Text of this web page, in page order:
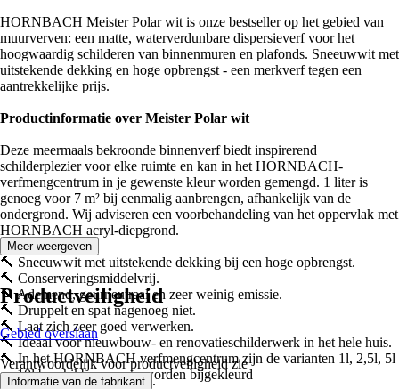
HORNBACH Meister Polar wit is onze bestseller op het gebied van
muurverven: een matte, waterverdunbare dispersieverf voor het
hoogwaardig schilderen van binnenmuren en plafonds. Sneeuwwit met
uitstekende dekking en hoge opbrengst - een merkverf tegen een
aantrekkelijke prijs.
Productinformatie over Meister Polar wit
Deze meermaals bekroonde binnenverf biedt inspirerend
schilderplezier voor elke ruimte en kan in het HORNBACH-
verfmengcentrum in je gewenste kleur worden gemengd. 1 liter is
genoeg voor 7 m² bij eenmalig aanbrengen, afhankelijk van de
ondergrond. Wij adviseren een voorbehandeling van het oppervlak met
HORNBACH acryl-diepgrond.
🔨 Sneeuwwit met uitstekende dekking bij een hoge opbrengst.
🔨 Conserveringsmiddelvrij.
🔨 Ademend, geurneutraal en zeer weinig emissie.
🔨 Druppelt en spat nagenoeg niet.
🔨 Laat zich zeer goed verwerken.
🔨 Ideaal voor nieuwbouw- en renovatieschilderwerk in het hele huis.
🔨 In het HORNBACH verfmengcentrum zijn de varianten 1l, 2,5l, 5l
en 10l beschikbaar om te worden bijgekleurd
Meer weergeven
Productveiligheid
Gebied overslaan
Verantwoordelijk voor productveiligheid zie
Informatie van de fabrikant .